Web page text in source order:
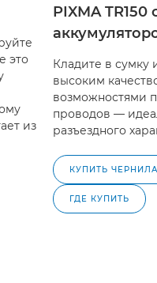
это
из
PIXMA TR150
Кладите в сумку
высоким
возможностями
проводов —
разъездного
КУПИТЬ ЧЕРНИЛА
ГДЕ КУПИТЬ